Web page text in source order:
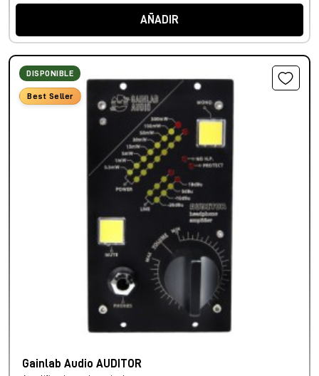
AÑADIR
DISPONIBLE
Best Seller
Gainlab Audio AUDITOR